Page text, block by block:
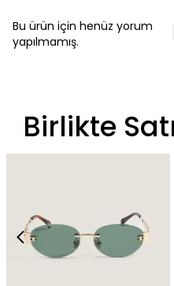
Bu ürün için henüz yorum
yapılmamış.
Birlikte